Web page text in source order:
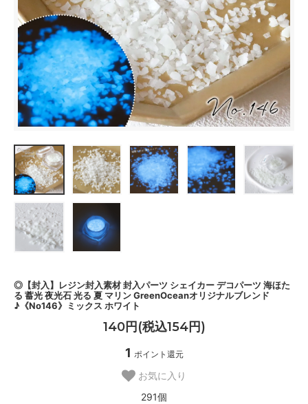
◎【封入】レジン封入素材 封入パーツ シェイカー デコパーツ 海ほた
る 蓄光 夜光石 光る 夏 マリン GreenOceanオリジナルブレンド
♪《No146》ミックス ホワイト
140円(税込154円)
1 ポイント還元
お気に入り
291個